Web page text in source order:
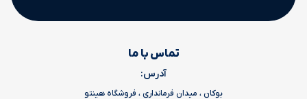
تماس با ما
آدرس:
بوکان ، میدان فرمانداری ، فروشگاه هینتو